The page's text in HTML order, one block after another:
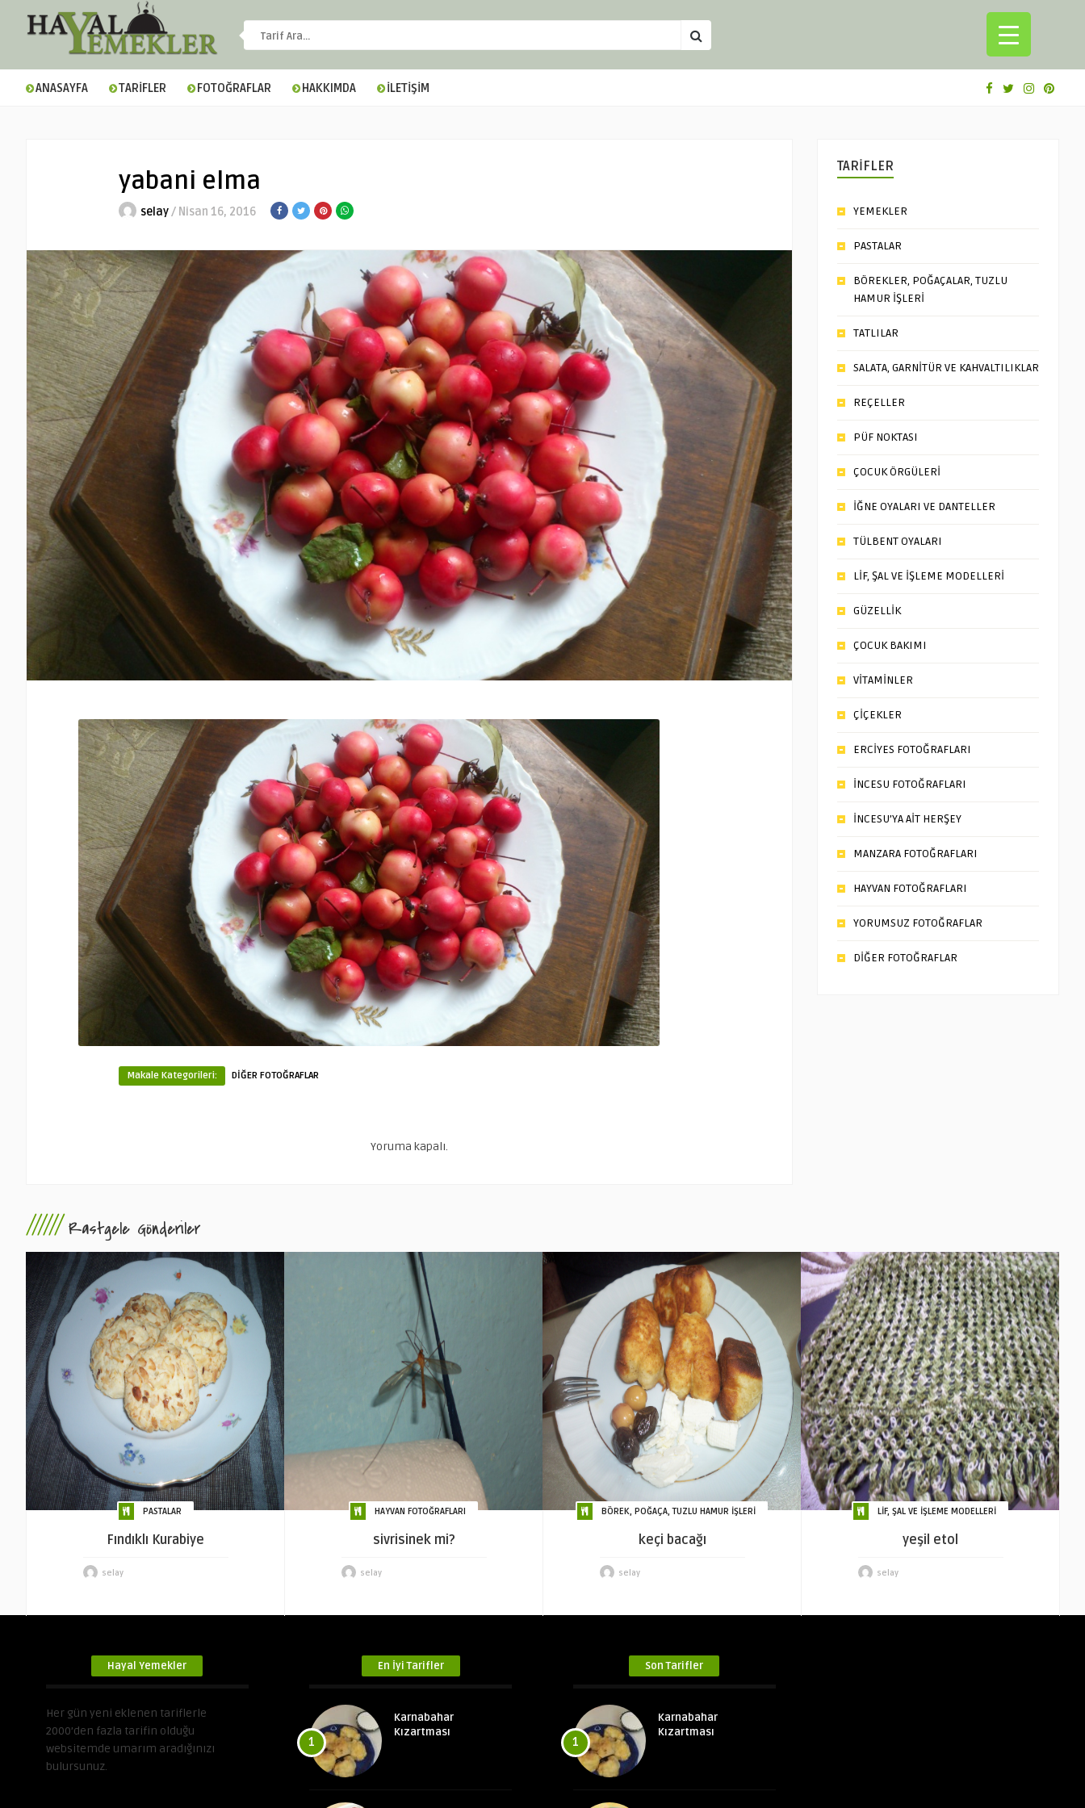
▼
ANASAYFA TARİFLER FOTOĞRAFLAR HAKKIMDA İLETİŞİM
yabani elma
selay/ Nisan 16, 2016
Makale Kategorileri: DİĞER FOTOĞRAFLAR
Yoruma kapalı.
TARİFLER
YEMEKLER
PASTALAR
BÖREKLER, POĞAÇALAR, TUZLU
HAMUR İŞLERİ
TATLILAR
SALATA, GARNİTÜR VE KAHVALTILIKLAR
REÇELLER
PÜF NOKTASI
ÇOCUK ÖRGÜLERİ
İĞNE OYALARI VE DANTELLER
TÜLBENT OYALARI
LİF, ŞAL VE İŞLEME MODELLERİ
GÜZELLİK
ÇOCUK BAKIMI
VİTAMİNLER
ÇİÇEKLER
ERCİYES FOTOĞRAFLARI
İNCESU FOTOĞRAFLARI
İNCESU’YA AİT HERŞEY
MANZARA FOTOĞRAFLARI
HAYVAN FOTOĞRAFLARI
YORUMSUZ FOTOĞRAFLAR
DİĞER FOTOĞRAFLAR
////// Rastgele Gönderiler
PASTALAR
Fındıklı Kurabiye
selay
HAYVAN FOTOĞRAFLARI
sivrisinek mi?
selay
BÖREK, POĞAÇA, TUZLU HAMUR İŞLERİ
keçi bacağı
selay
LİF, ŞAL VE İŞLEME MODELLERİ
yeşil etol
selay
Hayal Yemekler
Her gün yeni eklenen tariflerle
2000’den fazla tarifin olduğu
websitemde umarım aradığınızı
bulursunuz.
En İyi Tarifler
1
Karnabahar
Kızartması
Son Tarifler
1
Karnabahar
Kızartması